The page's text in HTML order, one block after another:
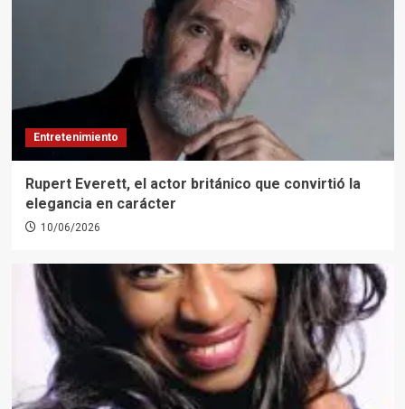
Entretenimiento
Rupert Everett, el actor británico que convirtió la
elegancia en carácter
10/06/2026